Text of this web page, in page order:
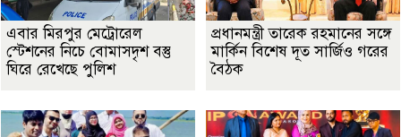
এবার মিরপুর মেট্রোরেল
স্টেশনের নিচে বোমাসদৃশ বস্তু
ঘিরে রেখেছে পুলিশ
প্রধানমন্ত্রী তারেক রহমানের সঙ্গে
মার্কিন বিশেষ দূত সার্জিও গরের
বৈঠক